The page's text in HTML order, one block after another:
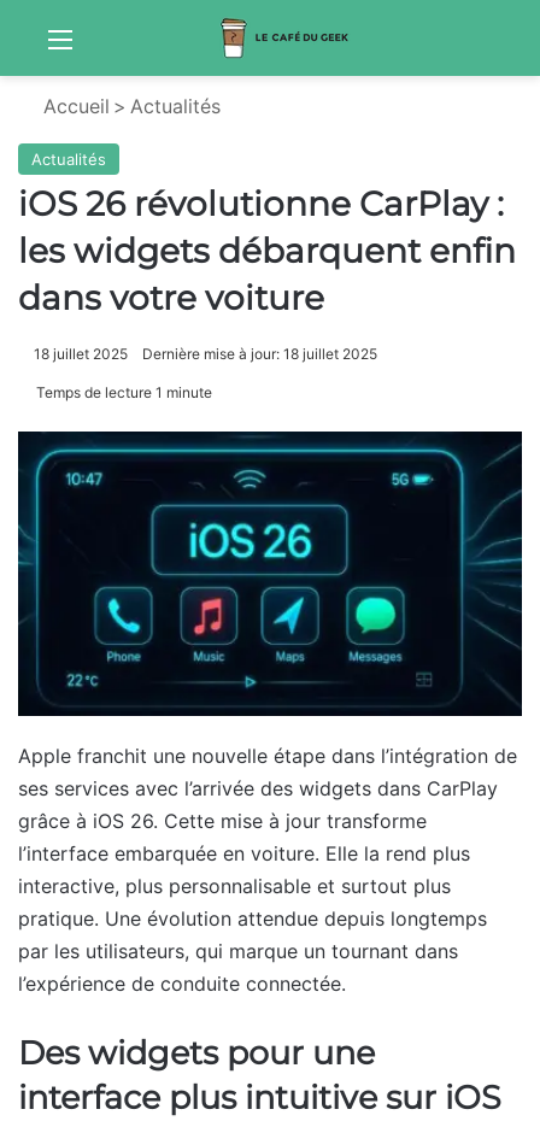
Menu
Accueil > Actualités
Actualités
iOS 26 révolutionne CarPlay :
les widgets débarquent enfin
dans votre voiture
18 juillet 2025 Dernière mise à jour: 18 juillet 2025
Temps de lecture 1 minute
Apple franchit une nouvelle étape dans l’intégration de
ses services avec l’arrivée des widgets dans CarPlay
grâce à iOS 26. Cette mise à jour transforme
l’interface embarquée en voiture. Elle la rend plus
interactive, plus personnalisable et surtout plus
pratique. Une évolution attendue depuis longtemps
par les utilisateurs, qui marque un tournant dans
l’expérience de conduite connectée.
Des widgets pour une
interface plus intuitive sur iOS